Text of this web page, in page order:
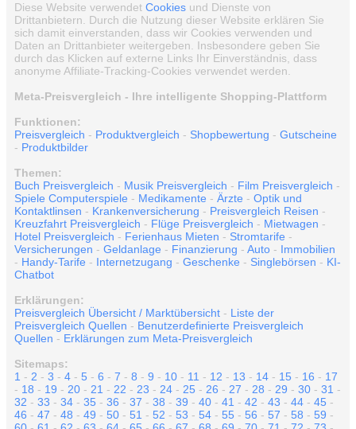
Diese Website verwendet Cookies und Dienste von
Drittanbietern. Durch die Nutzung dieser Website erklären Sie
sich damit einverstanden, dass wir Cookies verwenden und
Daten an Drittanbieter weitergeben. Insbesondere geben Sie
durch das Klicken auf externe Links Ihr Einverständnis, dass
anonyme Affiliate-Tracking-Cookies verwendet werden.
Meta-Preisvergleich - Ihre intelligente Shopping-Plattform
Funktionen:
Preisvergleich - Produktvergleich - Shopbewertung - Gutscheine
- Produktbilder
Themen:
Buch Preisvergleich - Musik Preisvergleich - Film Preisvergleich -
Spiele Computerspiele - Medikamente - Ärzte - Optik und
Kontaktlinsen - Krankenversicherung - Preisvergleich Reisen -
Kreuzfahrt Preisvergleich - Flüge Preisvergleich - Mietwagen -
Hotel Preisvergleich - Ferienhaus Mieten - Stromtarife -
Versicherungen - Geldanlage - Finanzierung - Auto - Immobilien
- Handy-Tarife - Internetzugang - Geschenke - Singlebörsen - KI-
Chatbot
Erklärungen:
Preisvergleich Übersicht / Marktübersicht - Liste der
Preisvergleich Quellen - Benutzerdefinierte Preisvergleich
Quellen - Erklärungen zum Meta-Preisvergleich
Sitemaps:
1 - 2 - 3 - 4 - 5 - 6 - 7 - 8 - 9 - 10 - 11 - 12 - 13 - 14 - 15 - 16 - 17
- 18 - 19 - 20 - 21 - 22 - 23 - 24 - 25 - 26 - 27 - 28 - 29 - 30 - 31 -
32 - 33 - 34 - 35 - 36 - 37 - 38 - 39 - 40 - 41 - 42 - 43 - 44 - 45 -
46 - 47 - 48 - 49 - 50 - 51 - 52 - 53 - 54 - 55 - 56 - 57 - 58 - 59 -